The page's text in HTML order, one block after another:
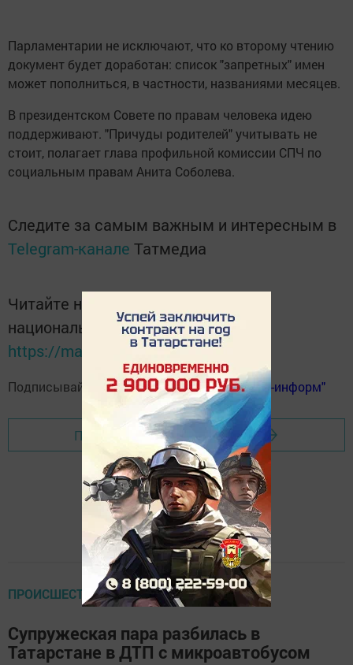
Парламентарии не исключают, что ко второму чтению
документ будет доработан: список "запретных" имен
может пополниться, в частности, названиями месяцев.
В президентском Совете по правам человека идею
поддерживают. "Причуды родителей" учитывать не
стоит, полагает глава профильной комиссии СПЧ по
социальным правам Анита Соболева.
Следите за самым важным и интересным в
Telegram-канале Татмедиа
Читайте новости Татарстана в
национальном мессенджере MАХ:
https://max.ru/tatmedia
Подписывайтесь нателеграм-канал "Бавлы-информ"
Перейти на страницу новости
ПРОИСШЕСТВИЯ
Супружеская пара разбилась в
Татарстане в ДТП с микроавтобусом